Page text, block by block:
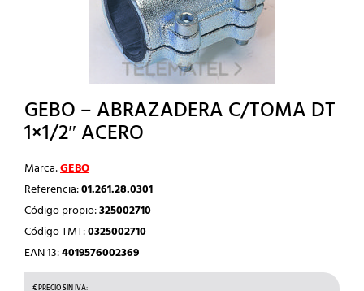
GEBO – ABRAZADERA C/TOMA DT
1×1/2″ ACERO
Marca:GEBO
Referencia:01.261.28.0301
Código propio:325002710
Código TMT:0325002710
EAN 13:4019576002369